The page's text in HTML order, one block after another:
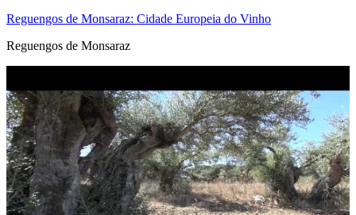
Reguengos de Monsaraz: Cidade Europeia do Vinho
Reguengos de Monsaraz